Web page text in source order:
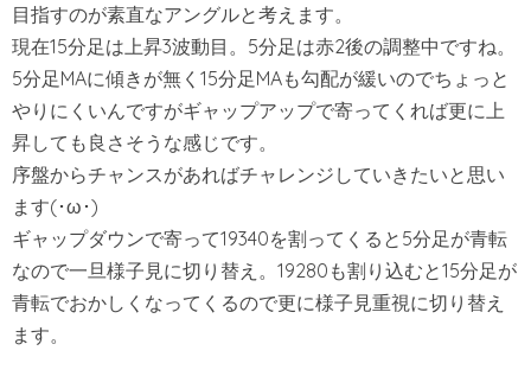
目指すのが素直なアングルと考えます。
現在15分足は上昇3波動目。5分足は赤2後の調整中ですね。
5分足MAに傾きが無く15分足MAも勾配が緩いのでちょっと
やりにくいんですがギャップアップで寄ってくれば更に上
昇しても良さそうな感じです。
序盤からチャンスがあればチャレンジしていきたいと思い
ます(･ω･)
ギャップダウンで寄って19340を割ってくると5分足が青転
なので一旦様子見に切り替え。19280も割り込むと15分足が
青転でおかしくなってくるので更に様子見重視に切り替え
ます。